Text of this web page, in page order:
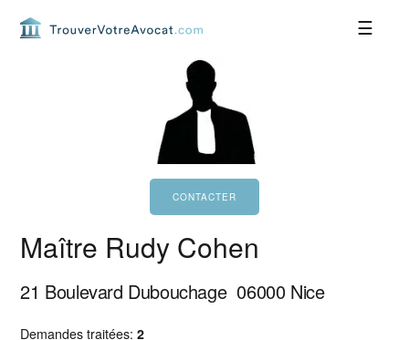
Maître Rudy Cohen
21 Boulevard Dubouchage 06000 Nice
Demandes traitées:2